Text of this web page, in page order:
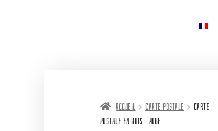
Accueil Carte postale
Carte
postale en bois – Aube